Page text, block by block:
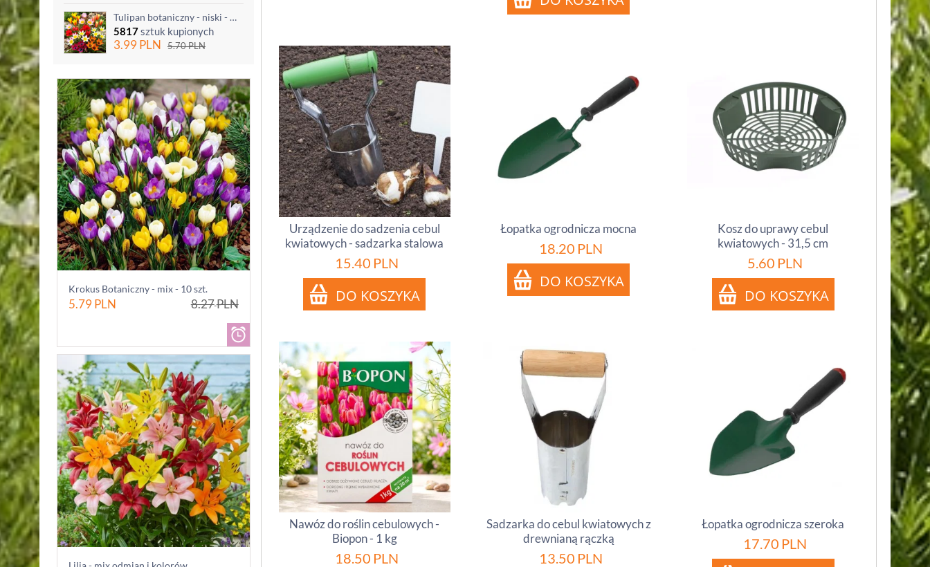
Tulipan botaniczny - niski - mix kolorów - 5 szt.
5817sztuk kupionych
3.99PLN 5.70PLN
Krokus Botaniczny - mix - 10 szt.
5.79PLN 8.27PLN
Urządzenie do sadzenia cebul
kwiatowych - sadzarka stalowa
15.40 PLN
Łopatka ogrodnicza mocna
18.20 PLN
Kosz do uprawy cebul
kwiatowych - 31,5 cm
5.60 PLN
Nawóz do roślin cebulowych -
Biopon - 1 kg
18.50 PLN
Sadzarka do cebul kwiatowych z
drewnianą rączką
13.50 PLN
Łopatka ogrodnicza szeroka
17.70 PLN